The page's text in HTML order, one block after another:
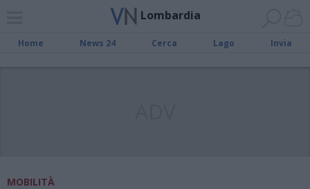
Lombardia
Home News 24 Cerca Lago Invia
MOBILITÀ